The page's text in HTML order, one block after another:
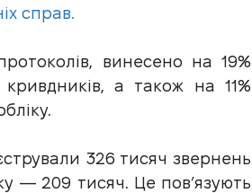
справ.
винесено на 19%
а також на 11%
326 тисяч звернень
— 209 тисяч. Це пов’язують